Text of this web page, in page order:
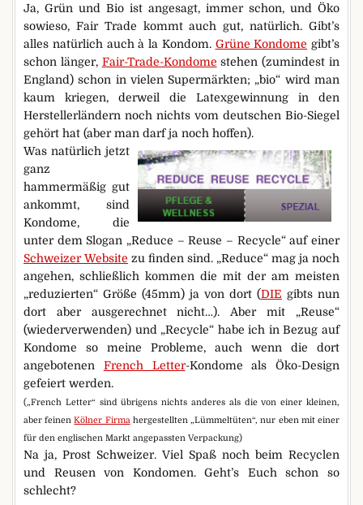
Ja, Grün und Bio ist angesagt, immer schon, und Öko
sowieso, Fair Trade kommt auch gut, natürlich. Gibt’s
alles natürlich auch à la Kondom. Grüne Kondome gibt’s
schon länger, Fair-Trade-Kondome stehen (zumindest in
England) schon in vielen Supermärkten; „bio“ wird man
kaum kriegen, derweil die Latexgewinnung in den
Herstellerländern noch nichts vom deutschen Bio-Siegel
gehört hat (aber man darf ja noch hoffen).
Was natürlich jetzt
ganz
hammermäßig gut
ankommt, sind
Kondome, die
unter dem Slogan „Reduce – Reuse – Recycle“ auf einer
Schweizer Website zu finden sind. „Reduce“ mag ja noch
angehen, schließlich kommen die mit der am meisten
„reduzierten“ Größe (45mm) ja von dort (DIE gibts nun
dort aber ausgerechnet nicht…). Aber mit „Reuse“
(wiederverwenden) und „Recycle“ habe ich in Bezug auf
Kondome so meine Probleme, auch wenn die dort
angebotenen French Letter-Kondome als Öko-Design
gefeiert werden.
(„French Letter“ sind übrigens nichts anderes als die von einer kleinen,
aber feinenKölner Firmahergestellten „Lümmeltüten“, nur eben mit einer
für den englischen Markt angepassten Verpackung)
Na ja, Prost Schweizer. Viel Spaß noch beim Recyclen
und Reusen von Kondomen. Geht’s Euch schon so
schlecht?